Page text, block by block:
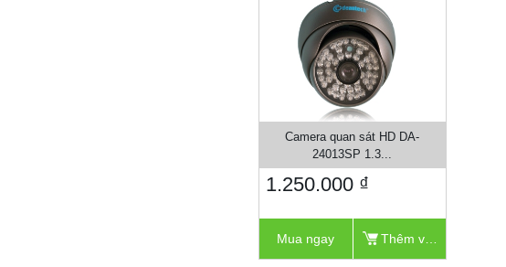
Camera quan sát HD DA-
24013SP 1.3...
1.250.000 ₫
Mua ngay Thêm vào giỏ